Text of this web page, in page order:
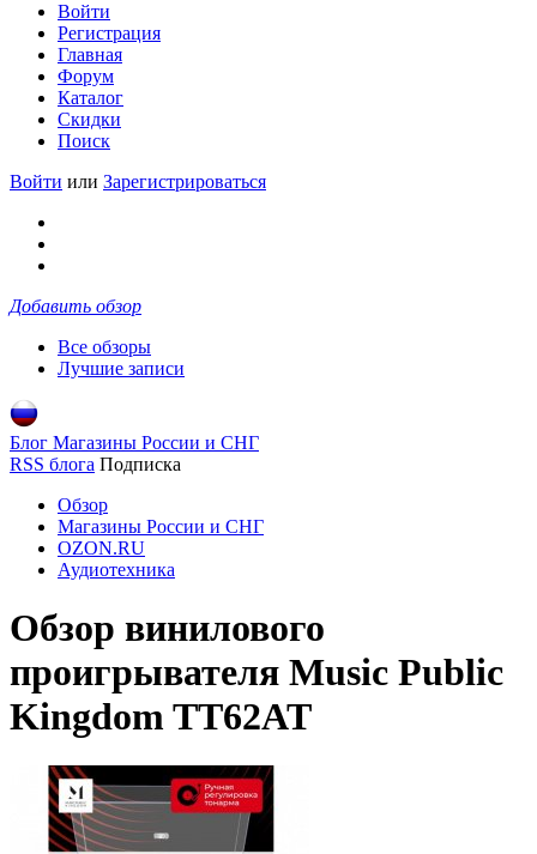
Войти
Регистрация
Главная
Форум
Каталог
Скидки
Поиск
Войти или Зарегистрироваться
Добавить обзор
Все обзоры
Лучшие записи
Блог Магазины России и СНГ
RSS блога Подписка
Обзор
Магазины России и СНГ
OZON.RU
Аудиотехника
Обзор винилового
проигрывателя Music Public
Kingdom TT62AT